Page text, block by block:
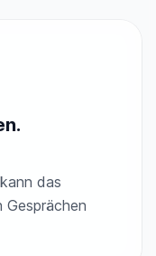
das
Gesprächen